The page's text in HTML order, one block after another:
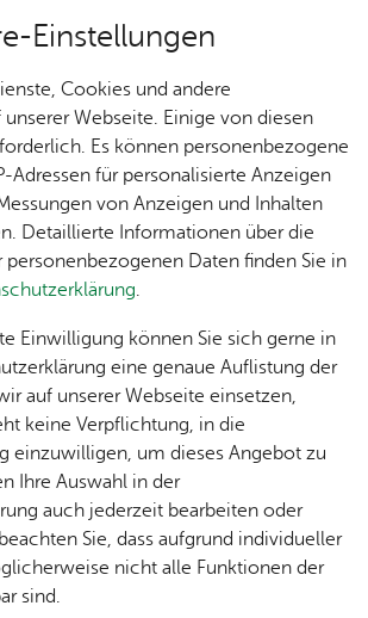
& Stadt
Jobs
Stel­
len­an­
ge­bo­te
Aus­bil­
dung &
Stu­di­
um
Bauen
& Um­
welt
Geo­
da­ten
& 3D-
Stadt­
Ge­
sund­
heit &
kum
Ärzte &
Apo­
Vor­le­sen
03. Juni 2026
Bau­stel­len & Um­lei­tun­gen
in
Freitag, 10. Juli bis Montag,
10. August 2026
werden Rohre für die
Die Arbeiten beginnen am Freitag, 10.
Einstellungen
Cookies und andere
Webseite. Einige von diesen
Es können personenbezogene
Adressen für personalisierte Anzeigen
von Anzeigen und Inhalten
Detaillierte Informationen über die
personenbezogenen Daten finden Sie in
.
Einwilligung können Sie sich gerne in
eine genaue Auflistung der
auf unserer Webseite einsetzen,
keine Verpflichtung, in die
einzuwilligen, um dieses Angebot zu
Ihre Auswahl in der
auch jederzeit bearbeiten oder
Sie, dass aufgrund individueller
nicht alle Funktionen der
sind.